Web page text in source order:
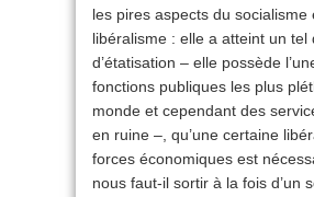
les pires aspects du socialisme
libéralisme : elle a atteint un tel
d’étatisation – elle possède
fonctions publiques les plus
monde et cependant des
en ruine –, qu’une certaine
forces économiques est
nous faut-il sortir à la fois d’un